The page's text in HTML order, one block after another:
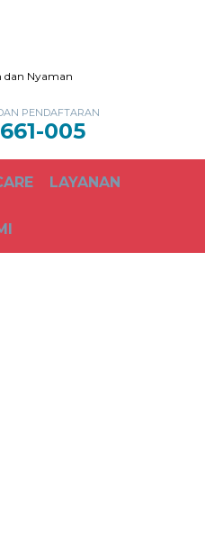
dan Nyaman
PENDAFTARAN
005
LAYANAN